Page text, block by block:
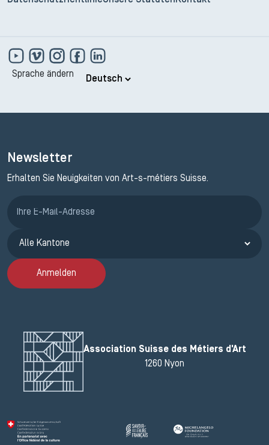
Sprache ändern
Newsletter
Erhalten Sie Neuigkeiten von Art-s-métiers Suisse.
Anmelden
Association Suisse des Métiers d'Art
1260 Nyon